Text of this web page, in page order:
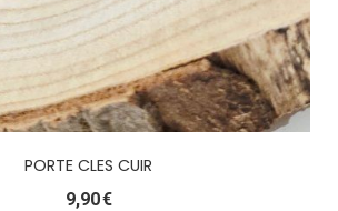
PORTE CLES CUIR
9,90€